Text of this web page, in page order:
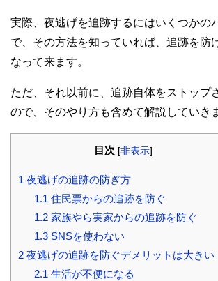
実際、夜逃げを追跡するにはいくつかの
で、その方法を知っていれば、追跡を防
なって来ます。
ただ、それ以前に、追跡自体をストップ
ので、そのやり方も含めて解説していき
目次 [非表示]
1 夜逃げの追跡の防ぎ方
1.1 住民票からの追跡を防ぐ
1.2家族やら実家からの追跡を防ぐ
1.3SNSを使わない
2 夜逃げの追跡を防ぐデメリットは大きい
2.1 生活が不便になる